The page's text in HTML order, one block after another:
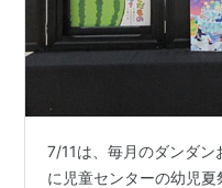
7/11は、毎月のダンダン
に児童センターの幼児